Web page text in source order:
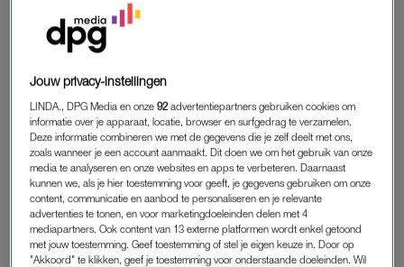
Met het annuleren hoopt KLM de drukte op het vliegveld
beheersbaar te houden, net als de werkdruk voor het
ANNULERINGEN KLM
De maatschappij verwacht op dit moment niet meer
annuleringen, maar sluit deze niet uit. KLM roept reizigers op
tijdig naar de luchthaven te komen.
Luchthaven Schiphol deed eerderhet verzoekaan
luchtvaartmaatschappijen om de druk dit weekend van de
Jouw privacy-instellingen
LINDA., DPG Media en onze92 advertentiepartners gebruiken cookies om
informatie over je apparaat, locatie, browser en surfgedrag te verzamelen.
Deze informatie combineren we met de gegevens die je zelf deelt met ons,
zoals wanneer je een account aanmaakt. Dit doen we om het gebruik van onze
media te analyseren en onze websites en apps te verbeteren. Daarnaast
kunnen we, als je hier toestemming voor geeft, je gegevens gebruiken om onze
content, communicatie en aanbod te personaliseren en je relevante
advertenties te tonen, en voor marketingdoeleinden delen met 4
mediapartners. Ook content van 13 externe platformen wordt enkel getoond
met jouw toestemming. Geef toestemming of stel je eigen keuze in. Door op
"Akkoord" te klikken, geef je toestemming voor onderstaande doeleinden. Wil